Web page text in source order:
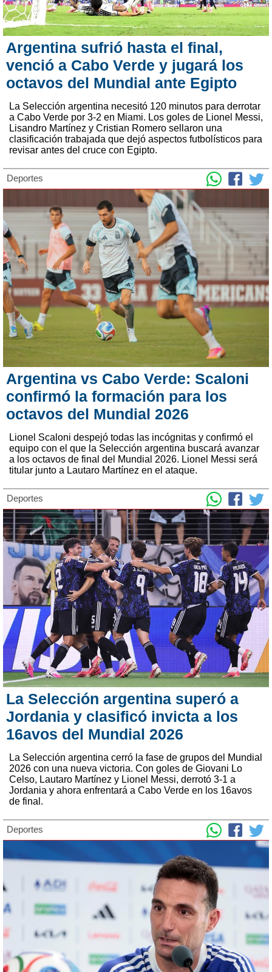
Argentina sufrió hasta el final,
venció a Cabo Verde y jugará los
octavos del Mundial ante Egipto
La Selección argentina necesitó 120 minutos para derrotar
a Cabo Verde por 3-2 en Miami. Los goles de Lionel Messi,
Lisandro Martínez y Cristian Romero sellaron una
clasificación trabajada que dejó aspectos futbolísticos para
revisar antes del cruce con Egipto.
Deportes
Argentina vs Cabo Verde: Scaloni
confirmó la formación para los
octavos del Mundial 2026
Lionel Scaloni despejó todas las incógnitas y confirmó el
equipo con el que la Selección argentina buscará avanzar
a los octavos de final del Mundial 2026. Lionel Messi será
titular junto a Lautaro Martínez en el ataque.
Deportes
La Selección argentina superó a
Jordania y clasificó invicta a los
16avos del Mundial 2026
La Selección argentina cerró la fase de grupos del Mundial
2026 con una nueva victoria. Con goles de Giovani Lo
Celso, Lautaro Martínez y Lionel Messi, derrotó 3-1 a
Jordania y ahora enfrentará a Cabo Verde en los 16avos
de final.
Deportes